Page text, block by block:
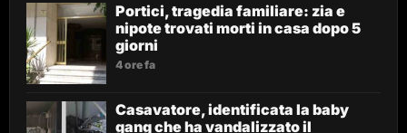
Portici, tragedia familiare: zia e
nipote trovati morti in casa dopo 5
giorni
4 ore fa
Casavatore, identificata la baby
gang che ha vandalizzato il